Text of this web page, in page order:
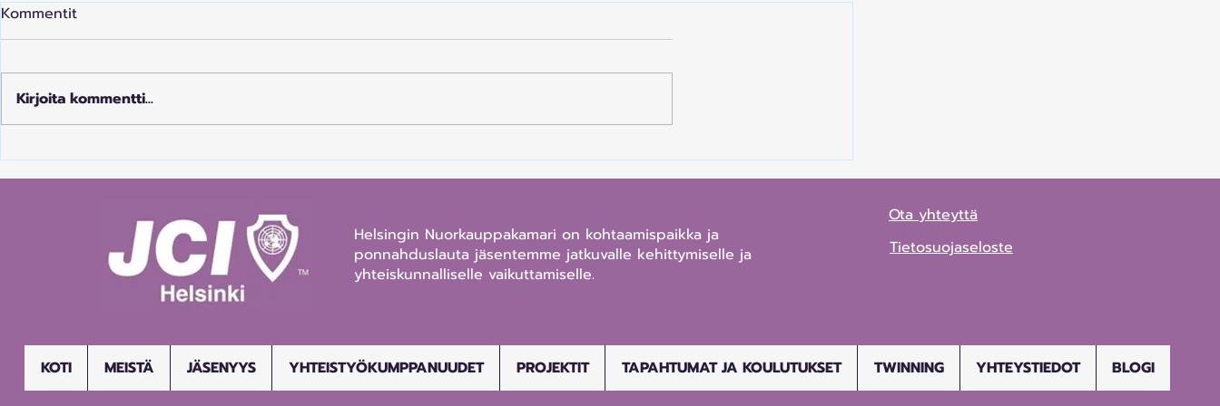
HNKK:n puolivuosikatsaus
-26 - vaikuttamista,
Kamarirajat ylittävä
yhteistyö avasi ovia
LIO, Mitä, miksi ja kuka? -
Viestintää, vaikuttamista ja
Kommentit
Kirjoita kommentti...
Helsingin Nuorkauppakamari on kohtaamispaikka ja
ponnahduslauta jäsentemme jatkuvalle kehittymiselle ja
yhteiskunnalliselle vaikuttamiselle.
Ota yhteyttä
Tietosuojaseloste
KOTI MEISTÄ JÄSENYYS YHTEISTYÖKUMPPANUUDET PROJEKTIT TAPAHTUMAT JA KOULUTUKSET TWINNING YHTEYSTIEDOT BLOGI